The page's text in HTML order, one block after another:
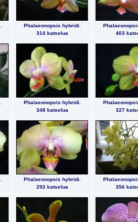
Phalaeonopsis hybridi.
314 katselua
403
Phalaeonopsis hybridi.
348 katselua
327
Phalaeonopsis hybridi.
292 katselua
356